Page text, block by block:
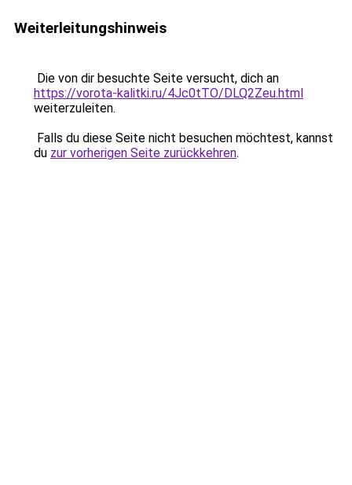
Weiterleitungshinweis
Die von dir besuchte Seite versucht, dich an
https://vorota-kalitki.ru/4Jc0tTO/DLQ2Zeu.html
weiterzuleiten.
Falls du diese Seite nicht besuchen möchtest, kannst
du zur vorherigen Seite zurückkehren.